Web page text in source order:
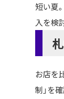
短い夏
入を検
お店を
制」を